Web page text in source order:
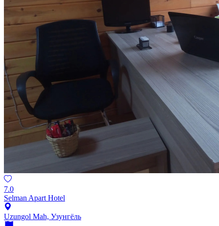
7.0
Selman Apart Hotel
Uzungol Mah, Узунгёль